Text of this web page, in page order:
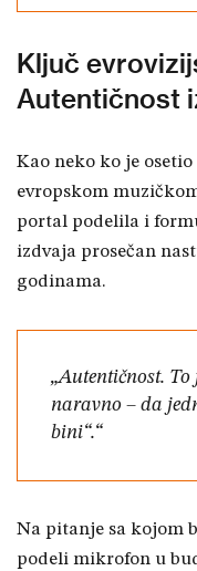
Ključ
Autentičnost
Kao neko ko je
evropskom
portal podelila i
izdvaja prosečan
godinama.
„Autentičnost.
naravno – da
bini“.“
Na pitanje sa kojom
podeli mikrofon u